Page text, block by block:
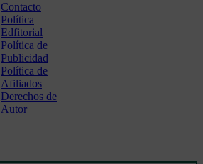
Contacto
Política
Edfitorial
Política de
Publicidad
Política de
Afiliados
Derechos de
Autor